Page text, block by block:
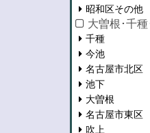
昭和区その他
大曽根･千
千種
今池
名古屋市北区
池下
大曽根
名古屋市東区
吹上